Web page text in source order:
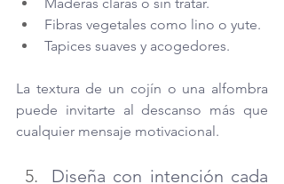
Fibras vegetales como lino o yute.
Tapices suaves y acogedores.
La textura de un cojín o una alfombra
puede invitarte al descanso más que
cualquier mensaje motivacional.
Diseña con intención cada